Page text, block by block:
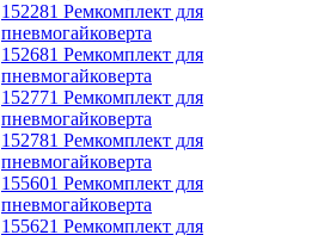
152281 Ремкомплект для
пневмогайковерта
152681 Ремкомплект для
пневмогайковерта
152771 Ремкомплект для
пневмогайковерта
152781 Ремкомплект для
пневмогайковерта
155601 Ремкомплект для
пневмогайковерта
155621 Ремкомплект для